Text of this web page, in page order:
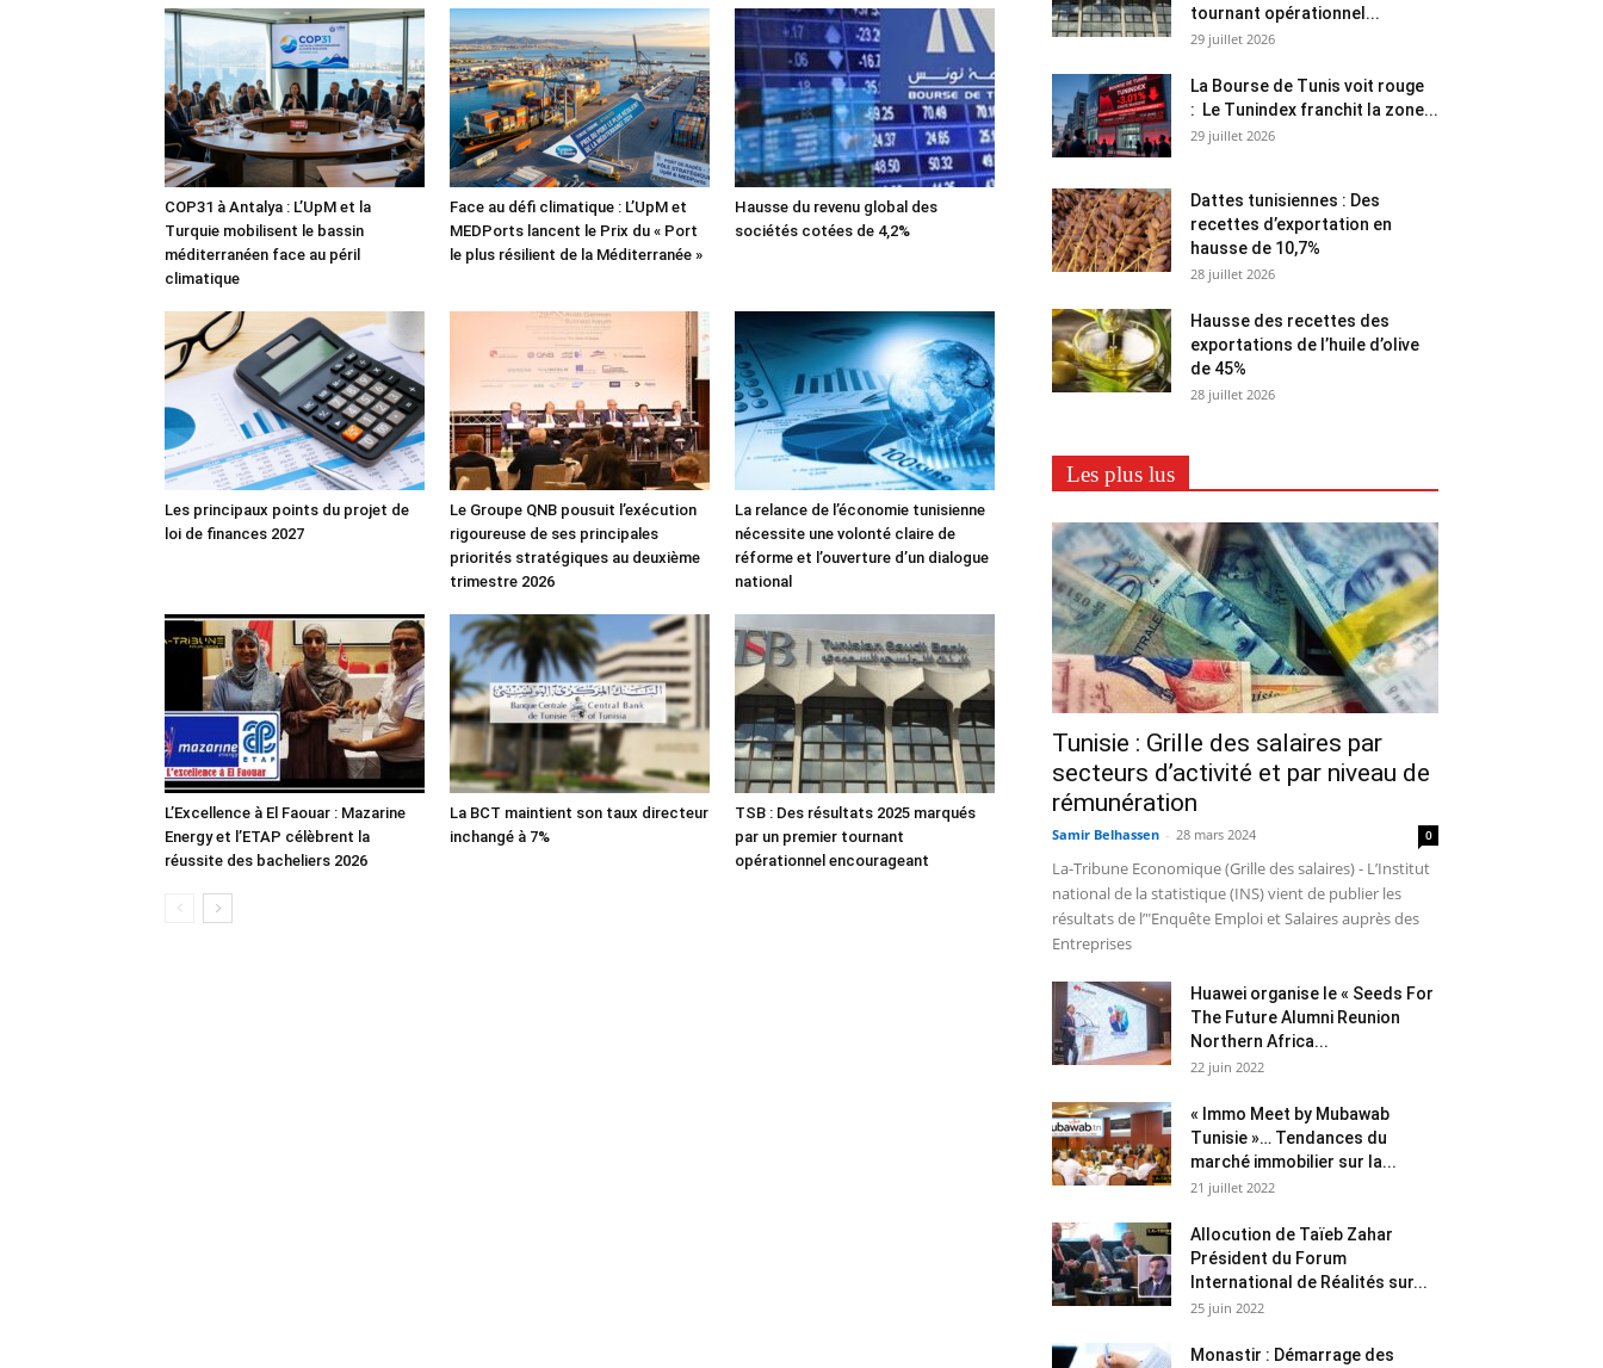
COP31 à Antalya : L’UpM et la
Turquie mobilisent le bassin
méditerranéen face au péril
climatique
Face au défi climatique : L’UpM et
MEDPorts lancent le Prix du « Port
le plus résilient de la Méditerranée »
Hausse du revenu global des
sociétés cotées de 4,2%
Les principaux points du projet de
loi de finances 2027
Le Groupe QNB pousuit l’exécution
rigoureuse de ses principales
priorités stratégiques au deuxième
trimestre 2026
La relance de l’économie tunisienne
nécessite une volonté claire de
réforme et l’ouverture d’un dialogue
national
L’Excellence à El Faouar : Mazarine
Energy et l’ETAP célèbrent la
réussite des bacheliers 2026
La BCT maintient son taux directeur
inchangé à 7%
TSB : Des résultats 2025 marqués
par un premier tournant
opérationnel encourageant
tournant opérationnel...
29 juillet 2026
La Bourse de Tunis voit rouge
: Le Tunindex franchit la zone...
29 juillet 2026
Dattes tunisiennes : Des
recettes d’exportation en
hausse de 10,7%
28 juillet 2026
Hausse des recettes des
exportations de l’huile d’olive
de 45%
28 juillet 2026
Les plus lus
Tunisie : Grille des salaires par
secteurs d’activité et par niveau de
rémunération
Samir Belhassen - 28 mars 2024 0
La-Tribune Economique (Grille des salaires) - L’Institut
national de la statistique (INS) vient de publier les
résultats de l’"Enquête Emploi et Salaires auprès des
Entreprises
Huawei organise le « Seeds For
The Future Alumni Reunion
Northern Africa...
22 juin 2022
« Immo Meet by Mubawab
Tunisie »… Tendances du
marché immobilier sur la...
21 juillet 2022
Allocution de Taïeb Zahar
Président du Forum
International de Réalités sur...
25 juin 2022
Monastir : Démarrage des